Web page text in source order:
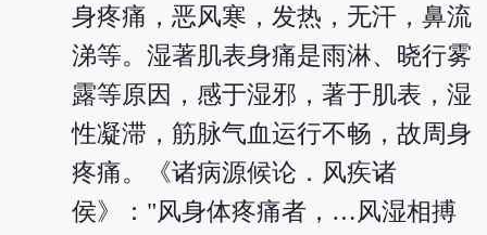
身疼痛，恶风寒，发热，无汗，鼻流
涕等。湿著肌表身痛是雨淋、晓行雾
露等原因，感于湿邪，著于肌表，湿
性凝滞，筋脉气血运行不畅，故周身
疼痛。《诸病源候论．风疾诸
侯》："风身体疼痛者，…风湿相搏